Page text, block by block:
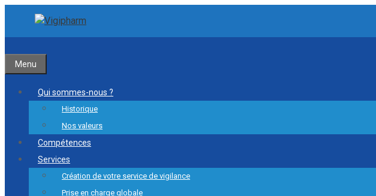
contenu
contenu
Menu
Qui sommes-nous ?
Historique
Nos valeurs
Compétences
Services
Création de votre service de vigilance
Prise en charge globale